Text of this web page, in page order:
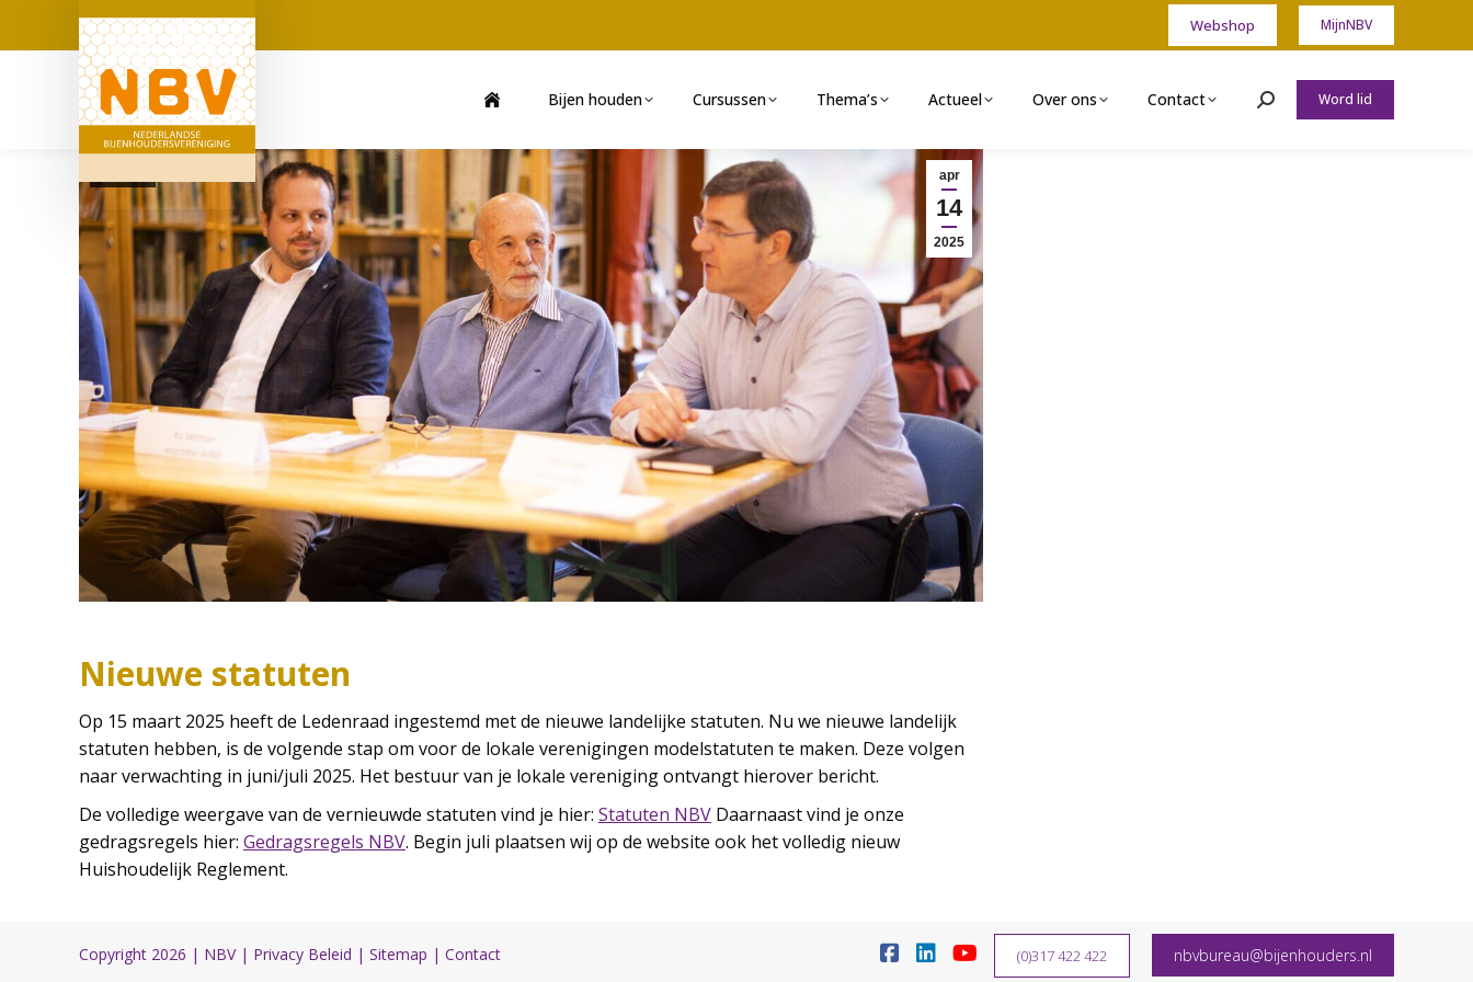
Webshop MijnNBV
Bijen houden Cursussen Thema’s Actueel Over ons Contact Zoeken:Word lid
apr
14
2025
Nieuwe statuten
Op 15 maart 2025 heeft de Ledenraad ingestemd met de nieuwe landelijke statuten. Nu we nieuwe landelijk
statuten hebben, is de volgende stap om voor de lokale verenigingen modelstatuten te maken. Deze volgen
naar verwachting in juni/juli 2025. Het bestuur van je lokale vereniging ontvangt hierover bericht.
De volledige weergave van de vernieuwde statuten vind je hier: Statuten NBV Daarnaast vind je onze
gedragsregels hier: Gedragsregels NBV. Begin juli plaatsen wij op de website ook het volledig nieuw
Huishoudelijk Reglement.
Copyright 2026 | NBV| Privacy Beleid | Sitemap | Contact (0)317 422 422 nbvbureau@bijenhouders.nl